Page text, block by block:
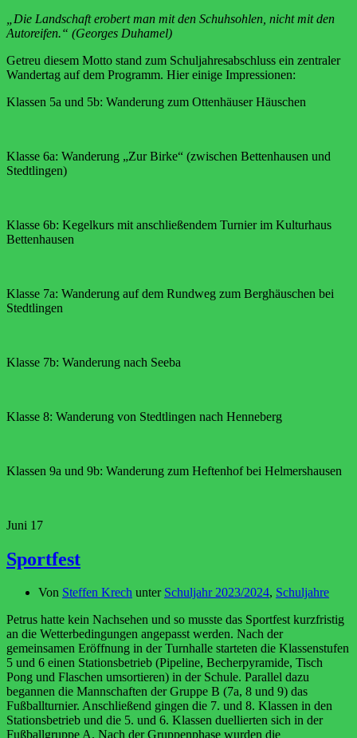
„Die Landschaft erobert man mit den Schuhsohlen, nicht mit den
Autoreifen.“ (Georges Duhamel)
Getreu diesem Motto stand zum Schuljahresabschluss ein zentraler
Wandertag auf dem Programm. Hier einige Impressionen:
Klassen 5a und 5b: Wanderung zum Ottenhäuser Häuschen
Klasse 6a: Wanderung „Zur Birke“ (zwischen Bettenhausen und
Stedtlingen)
Klasse 6b: Kegelkurs mit anschließendem Turnier im Kulturhaus
Bettenhausen
Klasse 7a: Wanderung auf dem Rundweg zum Berghäuschen bei
Stedtlingen
Klasse 7b: Wanderung nach Seeba
Klasse 8: Wanderung von Stedtlingen nach Henneberg
Klassen 9a und 9b: Wanderung zum Heftenhof bei Helmershausen
Juni 17
Sportfest
Von Steffen Krech unter Schuljahr 2023/2024, Schuljahre
Petrus hatte kein Nachsehen und so musste das Sportfest kurzfristig
an die Wetterbedingungen angepasst werden. Nach der
gemeinsamen Eröffnung in der Turnhalle starteten die Klassenstufen
5 und 6 einen Stationsbetrieb (Pipeline, Becherpyramide, Tisch
Pong und Flaschen umsortieren) in der Schule. Parallel dazu
begannen die Mannschaften der Gruppe B (7a, 8 und 9) das
Fußballturnier. Anschließend gingen die 7. und 8. Klassen in den
Stationsbetrieb und die 5. und 6. Klassen duellierten sich in der
Fußballgruppe A. Nach der Gruppenphase wurden die